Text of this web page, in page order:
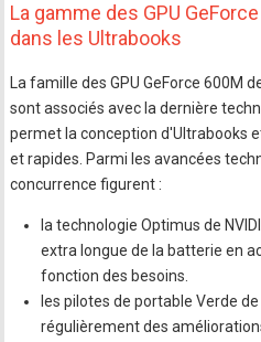
La gamme des GPU
dans les Ultrabooks
La famille des GPU GeForce 600M
sont associés avec la dernière
permet la conception d'Ultrabooks
et rapides. Parmi les avancées
concurrence figurent :
la technologie Optimus de
extra longue de la batterie en
fonction des besoins.
les pilotes de portable Verde
régulièrement des